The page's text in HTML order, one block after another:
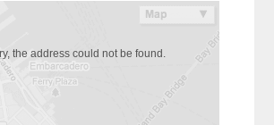
the address could not be found.